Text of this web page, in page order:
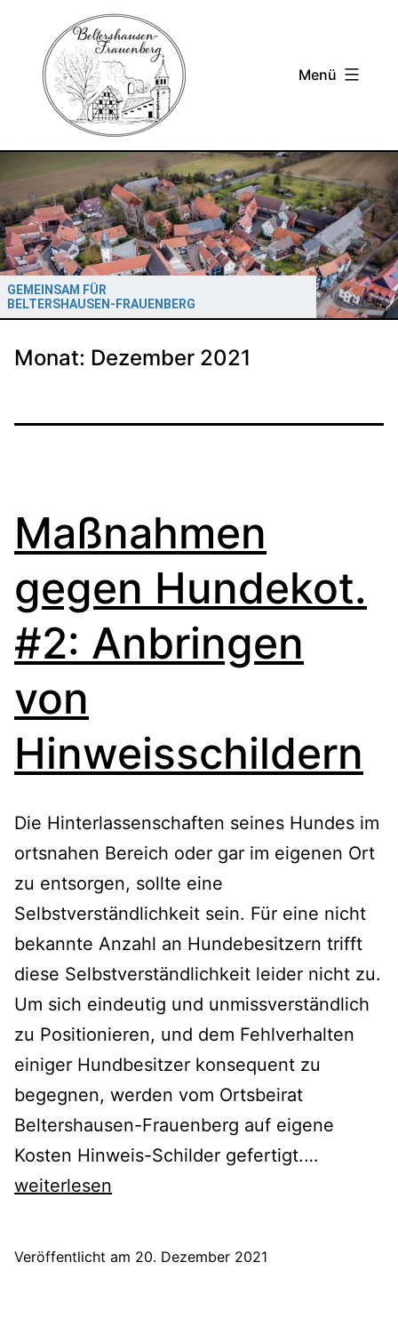
springen
Menü
GEMEINSAM FÜR
BELTERSHAUSEN-FRAUENBERG
Monat: Dezember 2021
Maßnahmen
gegen Hundekot.
#2: Anbringen
von
Hinweisschildern
Die Hinterlassenschaften seines Hundes im
ortsnahen Bereich oder gar im eigenen Ort
zu entsorgen, sollte eine
Selbstverständlichkeit sein. Für eine nicht
bekannte Anzahl an Hundebesitzern trifft
diese Selbstverständlichkeit leider nicht zu.
Um sich eindeutig und unmissverständlich
zu Positionieren, und dem Fehlverhalten
einiger Hundbesitzer konsequent zu
begegnen, werden vom Ortsbeirat
Beltershausen-Frauenberg auf eigene
Kosten Hinweis-Schilder gefertigt.…
weiterlesen
Veröffentlicht am 20. Dezember 2021